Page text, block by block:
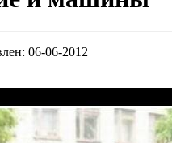
06-06-2012